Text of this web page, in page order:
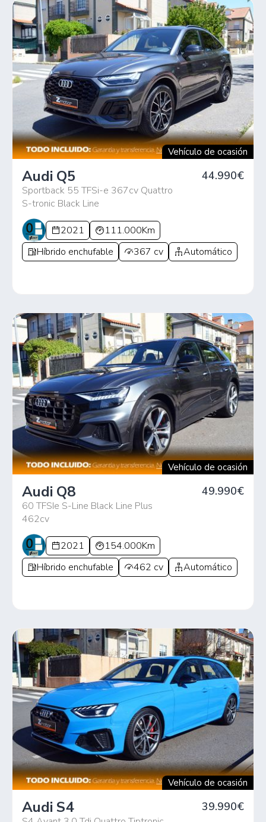
Vehículo de ocasión
Audi Q5
Sportback 55 TFSi-e 367cv Quattro
S-tronic Black Line
44.990€
2021
111.000Km
Híbrido enchufable
367 cv Automático
Vehículo de ocasión
Audi Q8
60 TFSIe S-Line Black Line Plus
462cv
49.990€
2021
154.000Km
Híbrido enchufable
462 cv Automático
Vehículo de ocasión
Audi S4 39.990€